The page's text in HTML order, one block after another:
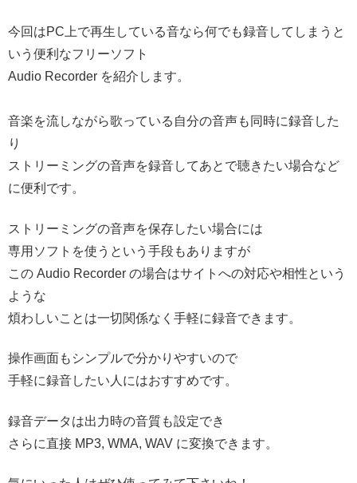
今回はPC上で再生している音なら何でも録音してしまうと
いう便利なフリーソフト
Audio Recorder を紹介します。
音楽を流しながら歌っている自分の音声も同時に録音した
り
ストリーミングの音声を録音してあとで聴きたい場合など
に便利です。
ストリーミングの音声を保存したい場合には
専用ソフトを使うという手段もありますが
この Audio Recorder の場合はサイトへの対応や相性という
ような
煩わしいことは一切関係なく手軽に録音できます。
操作画面もシンプルで分かりやすいので
手軽に録音したい人にはおすすめです。
録音データは出力時の音質も設定でき
さらに直接 MP3, WMA, WAV に変換できます。